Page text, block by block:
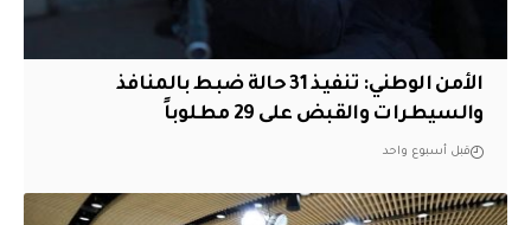
الأمن الوطني: تنفيذ 31 حالة ضبط بالمنافذ
والسيطرات والقبض على 29 مطلوباً
قبل أسبوع واحد